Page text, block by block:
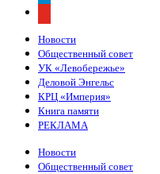
Новости
Общественный совет
УК «Левобережье»
Деловой Энгельс
КРЦ «Империя»
Книга памяти
РЕКЛАМА
Новости
Общественный совет